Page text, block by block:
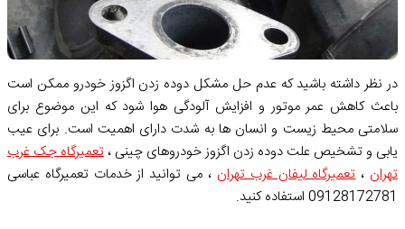
در نظر داشته باشید که عدم حل مشکل دوده زدن اگزوز خودرو ممکن است
باعث کاهش عمر موتور و افزایش آلودگی هوا شود که این موضوع برای
سلامتی محیط زیست و انسان ‌ها به شدت دارای اهمیت است. برای عیب
یابی و تشخیص علت دوده زدن اگزوز خودروهای چینی ، تعمیرگاه جک غرب
تهران ،تعمیرگاه لیفان غرب تهران ، می توانید از خدمات تعمیرگاه عباسی
09128172781 استفاده کنید.